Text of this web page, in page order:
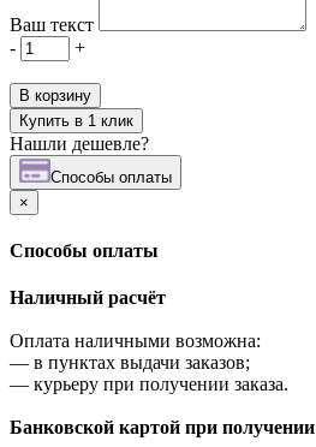
Ваш текст
-
+
В корзину
Купить в 1 клик
Нашли дешевле?
Cпособы оплаты
×
Cпособы оплаты
Наличный расчёт
Оплата наличными возможна:
— в пунктах выдачи заказов;
— курьеру при получении заказа.
Банковской картой при получении